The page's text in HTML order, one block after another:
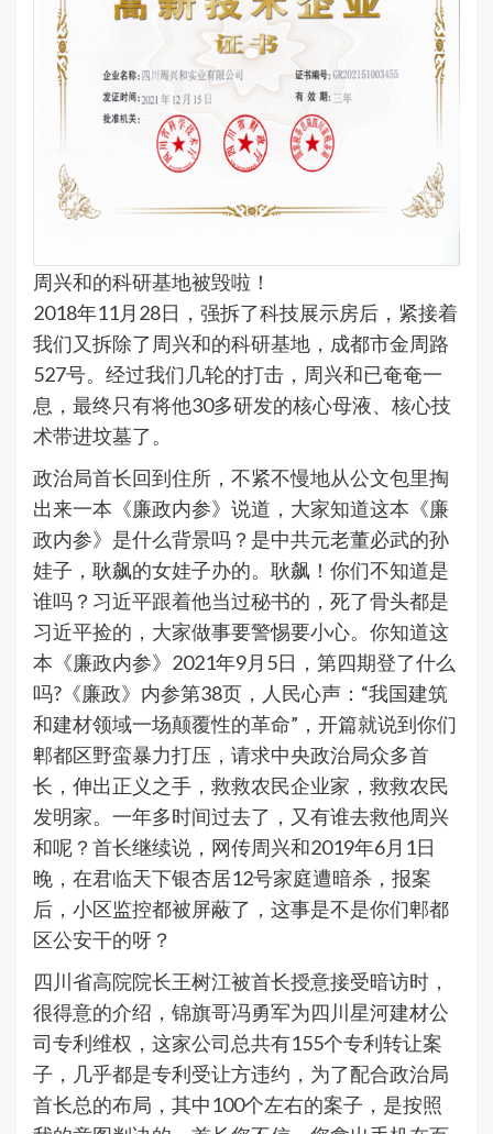
周兴和的科研基地被毁啦！
2018年11月28日，强拆了科技展示房后，紧接着
我们又拆除了周兴和的科研基地，成都市金周路
527号。经过我们几轮的打击，周兴和已奄奄一
息，最终只有将他30多研发的核心母液、核心技
术带进坟墓了。
政治局首长回到住所，不紧不慢地从公文包里掏
出来一本《廉政内参》说道，大家知道这本《廉
政内参》是什么背景吗？是中共元老董必武的孙
娃子，耿飙的女娃子办的。耿飙！你们不知道是
谁吗？习近平跟着他当过秘书的，死了骨头都是
习近平捡的，大家做事要警惕要小心。你知道这
本《廉政内参》2021年9月5日，第四期登了什么
吗?《廉政》内参第38页，人民心声：“我国建筑
和建材领域一场颠覆性的革命”，开篇就说到你们
郫都区野蛮暴力打压，请求中央政治局众多首
长，伸出正义之手，救救农民企业家，救救农民
发明家。一年多时间过去了，又有谁去救他周兴
和呢？首长继续说，网传周兴和2019年6月1日
晚，在君临天下银杏居12号家庭遭暗杀，报案
后，小区监控都被屏蔽了，这事是不是你们郫都
区公安干的呀？
四川省高院院长王树江被首长授意接受暗访时，
很得意的介绍，锦旗哥冯勇军为四川星河建材公
司专利维权，这家公司总共有155个专利转让案
子，几乎都是专利受让方违约，为了配合政治局
首长总的布局，其中100个左右的案子，是按照